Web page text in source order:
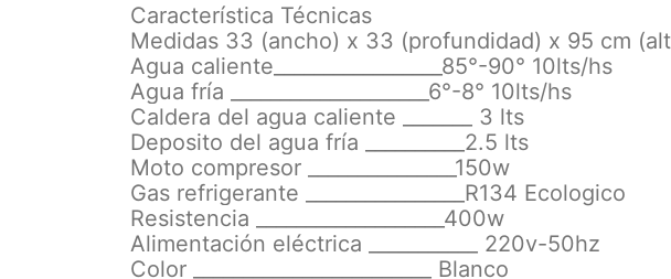
Característica Técnicas
Medidas 33 (ancho) x 33 (profundidad) x 95 cm
Agua caliente_________________85°-90° 10lts/hs
Agua fría ____________________6°-8° 10lts/hs
Caldera del agua caliente _______ 3 lts
Deposito del agua fría __________2.5 lts
Moto compresor _______________150w
Gas refrigerante ________________R134 Ecologico
Resistencia ___________________400w
Alimentación eléctrica ___________ 220v-50hz
Color ________________________ Blanco